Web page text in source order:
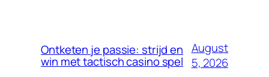
Ontketen je passie: strijd en
win met tactisch casino spel
August
5, 2026